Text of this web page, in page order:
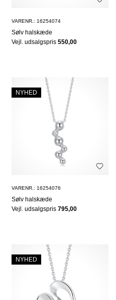
VARENR.: 16254074
Sølv halskæde
Vejl. udsalgspris 550,00
NYHED
VARENR.: 16254076
Sølv halskæde
Vejl. udsalgspris 795,00
NYHED